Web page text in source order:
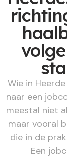
Wie in
naar een
meestal niet
maar vooral
die in de
Een